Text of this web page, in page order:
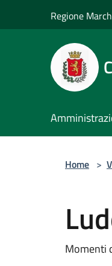
Regione
Home >
Momenti